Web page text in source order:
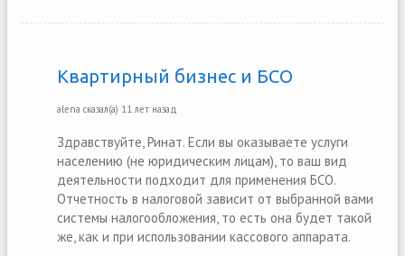
Квартирный бизнес и БСО
alena сказал(а) 11 лет назад
Здравствуйте, Ринат. Если вы оказываете услуги
населению (не юридическим лицам), то ваш вид
деятельности подходит для применения БСО.
Отчетность в налоговой зависит от выбранной вами
системы налогообложения, то есть она будет такой
же, как и при использовании кассового аппарата.